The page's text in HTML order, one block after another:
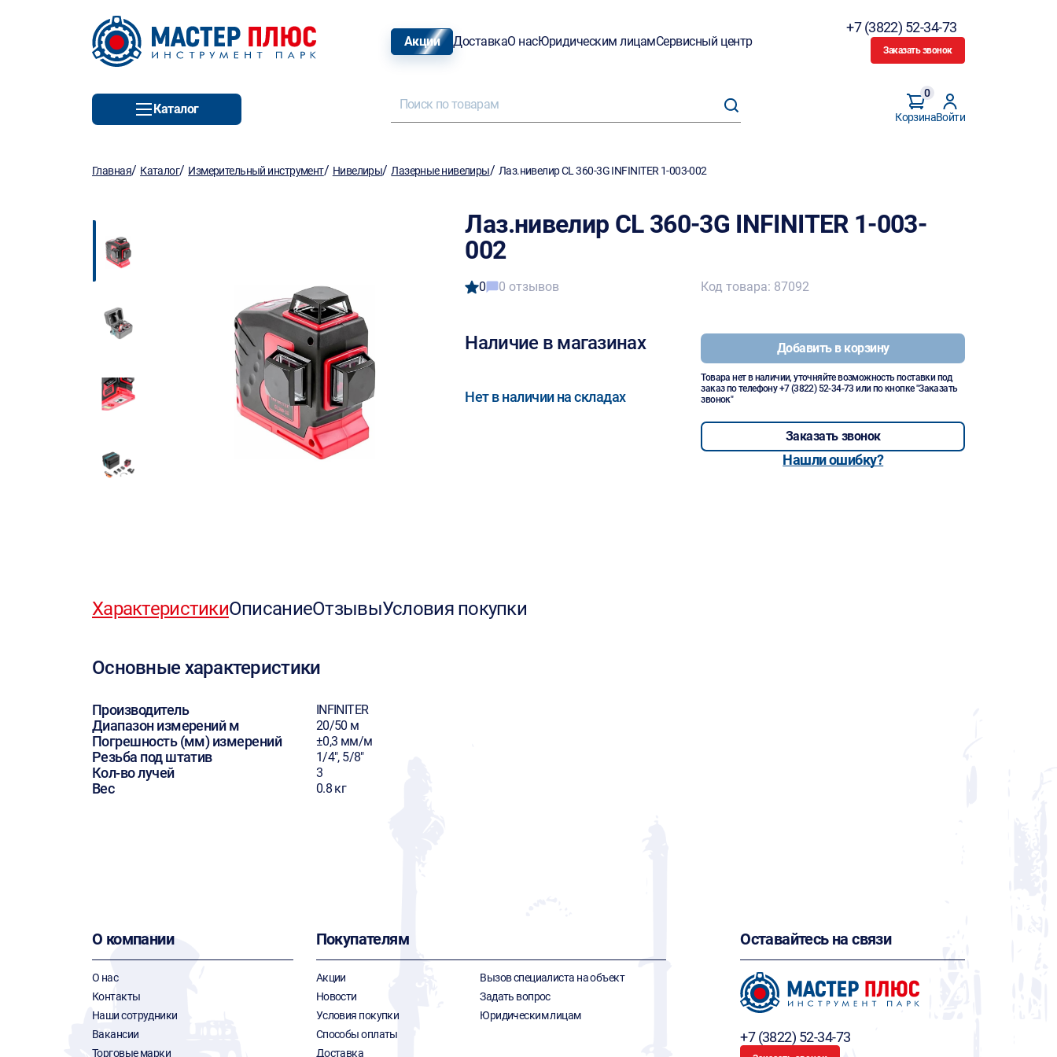
Акции ДоставкаО насЮридическим лицамСервисный центр
+7 (3822) 52-34-73
Заказать звонок
Каталог
Корзина
0
Войти
Главная/ Каталог/ Измерительный инструмент/ Нивелиры/Лазерные нивелиры/ Лаз.нивелир CL 360-3G INFINITER 1-003-002
Лаз.нивелир CL 360-3G INFINITER 1-003-
002
0 0 отзывов
Наличие в магазинах
Нет в наличии на складах
Код товара: 87092
Добавить в корзину
Товара нет в наличии, уточняйте возможность поставки под
заказ по телефону+7 (3822) 52-34-73 или по кнопке "Заказать
звонок"
Заказать звонок
Нашли ошибку?
ХарактеристикиОписаниеОтзывыУсловия покупки
Основные характеристики
Производитель INFINITER
Диапазон измерений м 20/50 м
Погрешность (мм) измерений ±0,3 мм/м
Резьба под штатив 1/4", 5/8"
Кол-во лучей 3
Вес 0.8 кг
О компании
О нас
Контакты
Наши сотрудники
Вакансии
Торговые марки
Покупателям
Акции
Новости
Условия покупки
Способы оплаты
Доставка
Вызов специалиста на объект
Задать вопрос
Юридическим лицам
Оставайтесь на связи
+7 (3822) 52-34-73